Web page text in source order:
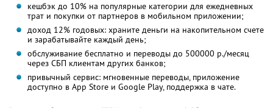
кешбэк до 10% на популярные категории для ежедневных
трат и покупки от партнеров в мобильном приложении;
доход 12% годовых: храните деньги на накопительном счете
и зарабатывайте каждый день;
обслуживание бесплатно и переводы до 500000 р./месяц
через СБП клиентам других банков;
привычный сервис: мгновенные переводы, приложение
доступно в App Store и Google Play, поддержка в чате.